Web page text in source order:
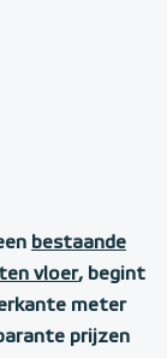
bestaande
vloer, begint
meter
prijzen